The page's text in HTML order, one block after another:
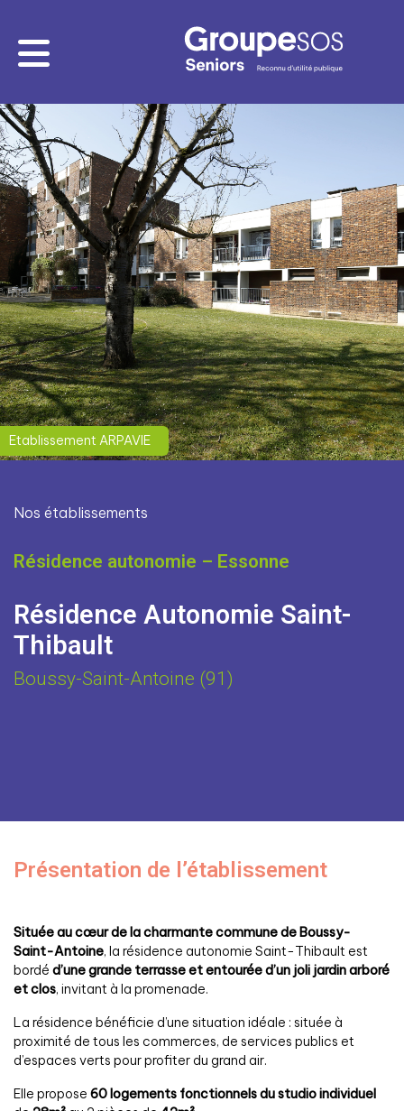
Nos établissements
Résidence autonomie – Essonne
Résidence Autonomie Saint-
Thibault
Boussy-Saint-Antoine (91)
Etablissement ARPAVIE
Présentation de l’établissement
Située au cœur de la charmante commune de Boussy-
Saint-Antoine, la résidence autonomie Saint-Thibault est
bordé d’une grande terrasse et entourée d’un joli jardin arboré
et clos, invitant à la promenade.
La résidence bénéficie d’une situation idéale : située à
proximité de tous les commerces, de services publics et
d’espaces verts pour profiter du grand air.
Elle propose 60 logements fonctionnels du studio individuel